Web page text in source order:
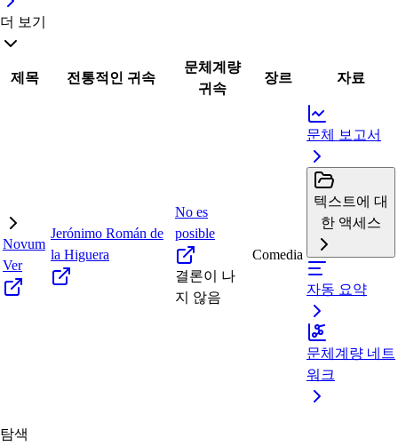
더 보기
제목 전통적인 귀속
문체계량
귀속
장르 자료
Novum
Ver
Jerónimo Román de
la Higuera
No es
posible
결론이 나
지 않음
Comedia
문체 보고서
텍스트에 대
한 액세스
자동 요약
문체계량 네트
워크
탐색